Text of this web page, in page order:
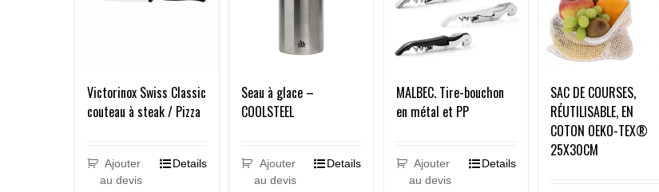
Victorinox Swiss Classic
couteau à steak / Pizza
Ajouter
au devis
Details
Seau à glace –
COOLSTEEL
Ajouter
au devis
Details
MALBEC. Tire-bouchon
en métal et PP
Ajouter
au devis
Details
SAC DE COURSES,
RÉUTILISABLE, EN
COTON OEKO-TEX®
25X30CM